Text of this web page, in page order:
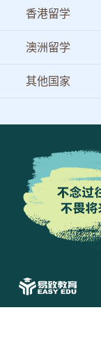
香港留学
澳洲留学
其他国家